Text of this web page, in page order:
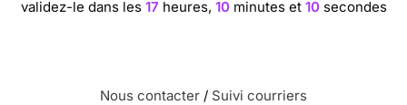
validez-le dans les 17 heures, 10minutes et 10secondes
Nous contacter / Suivi courriers